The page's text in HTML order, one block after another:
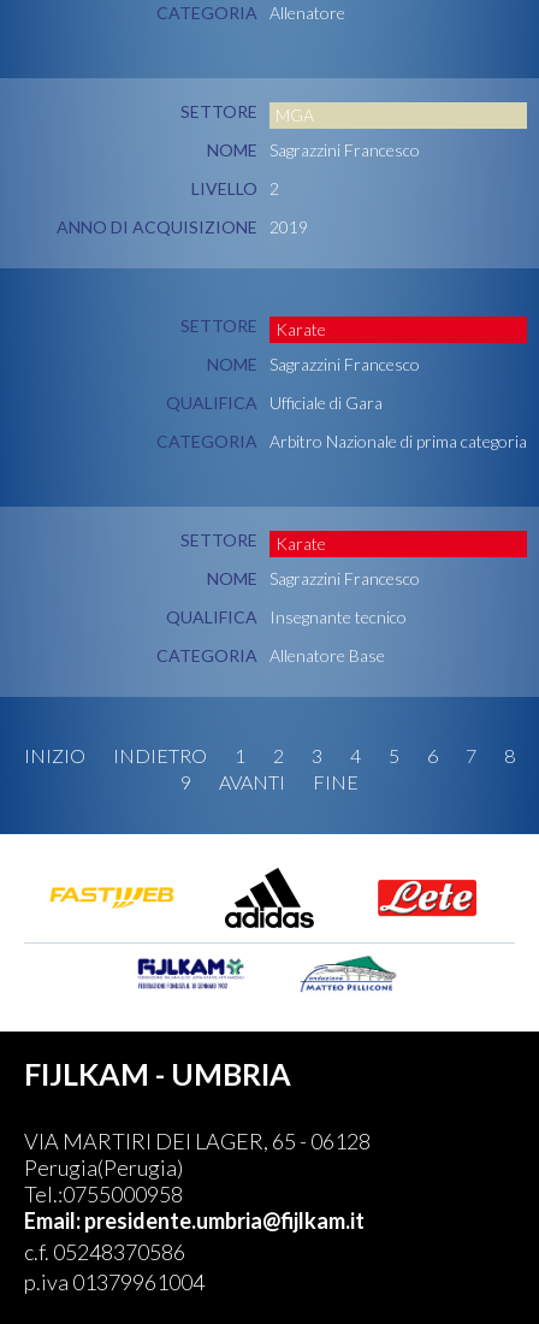
CATEGORIA
Allenatore
SETTORE
MGA
NOME
Sagrazzini Francesco
LIVELLO
2
ANNO DI ACQUISIZIONE
2019
SETTORE
Karate
NOME
Sagrazzini Francesco
QUALIFICA
Ufficiale di Gara
CATEGORIA
Arbitro Nazionale di prima categoria
SETTORE
Karate
NOME
Sagrazzini Francesco
QUALIFICA
Insegnante tecnico
CATEGORIA
Allenatore Base
INIZIO INDIETRO 1 2 3 4 5 6 7
8
9
AVANTI FINE
FIJLKAM - UMBRIA
VIA MARTIRI DEI LAGER, 65 - 06128
Perugia(Perugia)
Tel.:0755000958
Email: presidente.umbria@fijlkam.it
c.f. 05248370586
p.iva 01379961004